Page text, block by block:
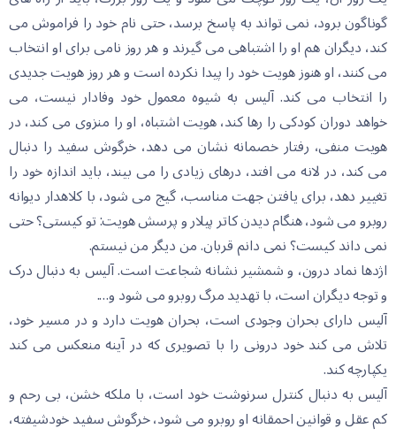
گوناگون برود، نمی تواند بە پاسخ برسد، حتی نام خود را فراموش می
کند، دیگران هم او را اشتباهی می گیرند و هر روز نامی برای او انتخاب
می کنند، او هنوز هویت خود را پیدا نکردە است و هر روز هویت جدیدی
را انتخاب می کند. آلیس بە شیوە معمول خود وفادار نیست، می
خواهد دوران کودکی را رها کند، هویت اشتباە، او را منزوی می کند، در
هویت منفی، رفتار خصمانە نشان می دهد، خرگوش سفید را دنبال
می کند، در لانە می افتد، درهای زیادی را می بیند، باید اندازە خود را
تغییر دهد، برای یافتن جهت مناسب، گیج می شود، با کلاهدار دیوانە
روبرو می شود، هنگام دیدن کاتر پیلار و پرسش هویت: تو کیستی؟ حتی
نمی داند کیست؟ نمی دانم قربان. من دیگر من نیستم.
اژدها نماد درون، و شمشیر نشانە شجاعت است. آلیس بە دنبال درک
و توجە دیگران است، با تهدید مرگ روبرو می شود و….
آلیس دارای بحران وجودی است، بحران هویت دارد و در مسیر خود،
تلاش می کند خود درونی را با تصویری کە در آینە منعکس می کند
یکپارچە کند.
آلیس بە دنبال کنترل سرنوشت خود است، با ملکە خشن، بی رحم و
کم عقل و قوانین احمقانە او روبرو می شود، خرگوش سفید خودشیفتە،